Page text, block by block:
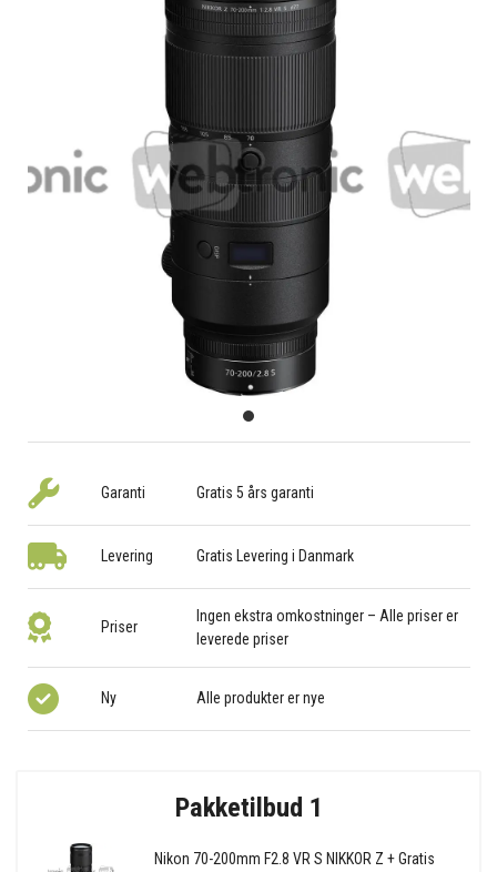
Garanti Gratis 5 års garanti
Levering Gratis Levering i Danmark
Priser
Ingen ekstra omkostninger – Alle priser er
leverede priser
Ny Alle produkter er nye
Pakketilbud 1
Nikon 70-200mm F2.8 VR S NIKKOR Z + Gratis